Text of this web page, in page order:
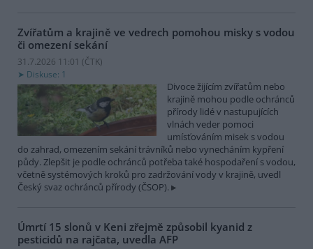
Zvířatům a krajině ve vedrech pomohou misky s vodou
či omezení sekání
31.7.2026 11:01 (ČTK)
Diskuse: 1
Divoce žijícím zvířatům nebo
krajině mohou podle ochránců
přírody lidé v nastupujících
vlnách veder pomoci
umísťováním misek s vodou
do zahrad, omezením sekání trávníků nebo vynecháním kypření
půdy. Zlepšit je podle ochránců potřeba také hospodaření s vodou,
včetně systémových kroků pro zadržování vody v krajině, uvedl
Český svaz ochránců přírody (ČSOP).
Úmrtí 15 slonů v Keni zřejmě způsobil kyanid z
pesticidů na rajčata, uvedla AFP